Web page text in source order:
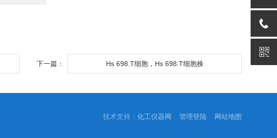
下一篇： Hs 698.T细胞，Hs 698.T细胞株
技术支持： 化工仪器网 管理登陆 网站地图